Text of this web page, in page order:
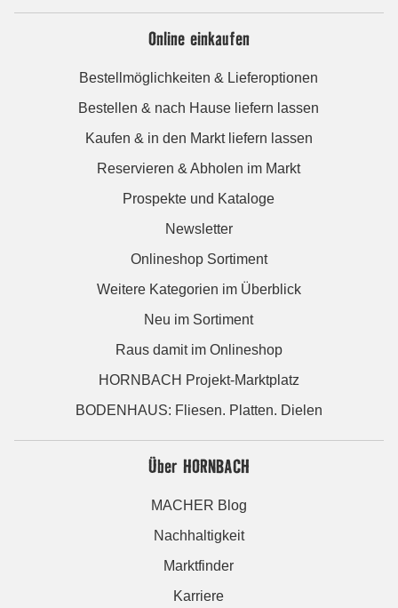
Online einkaufen
Bestellmöglichkeiten & Lieferoptionen
Bestellen & nach Hause liefern lassen
Kaufen & in den Markt liefern lassen
Reservieren & Abholen im Markt
Prospekte und Kataloge
Newsletter
Onlineshop Sortiment
Weitere Kategorien im Überblick
Neu im Sortiment
Raus damit im Onlineshop
HORNBACH Projekt-Marktplatz
BODENHAUS: Fliesen. Platten. Dielen
Über HORNBACH
MACHER Blog
Nachhaltigkeit
Marktfinder
Karriere